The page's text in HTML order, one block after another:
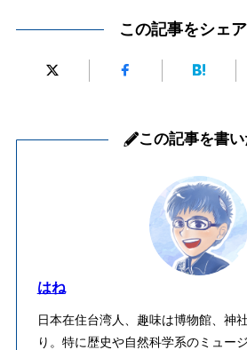
この記事をシェ
この記事を書い
はね
日本在住台湾人、趣味は博物館、神
り。特に歴史や自然科学系のミュー